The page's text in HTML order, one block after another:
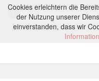
Cookies erleichtern die
der Nutzung unserer
einverstanden, dass wir